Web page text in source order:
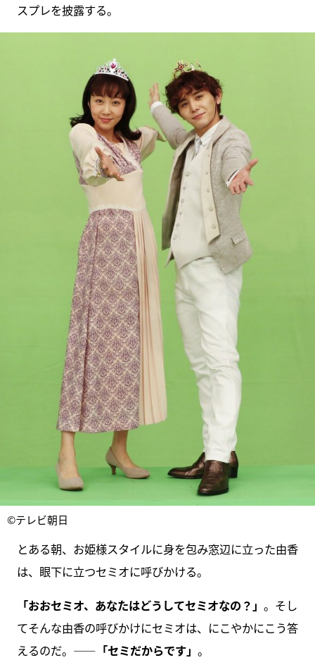
スプレを披露する。
©テレビ朝日
とある朝、お姫様スタイルに身を包み窓辺に立った由香
は、眼下に立つセミオに呼びかける。
「おおセミオ、あなたはどうしてセミオなの？」 。そし
てそんな由香の呼びかけにセミオは、にこやかにこう答
えるのだ。―― 「セミだからです」 。